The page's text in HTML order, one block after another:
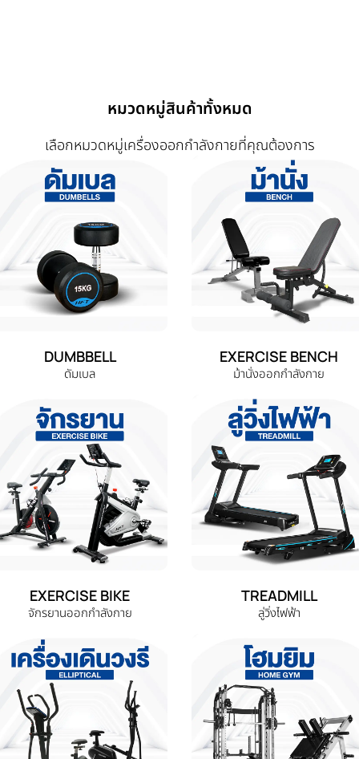
หมวดหมู่สินค้าทั้งหมด
เลือกหมวดหมู่เครื่องออกกำลังกายที่คุณต้องการ
DUMBBELL
ดัมเบล
EXERCISE BENCH
ม้านั่งออกกำลังกาย
EXERCISE BIKE
จักรยานออกกำลังกาย
TREADMILL
ลู่วิ่งไฟฟ้า